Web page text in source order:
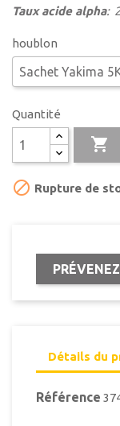
Taux acide alpha:
houblon
Quantité

 Rupture de
Détails du
Référence